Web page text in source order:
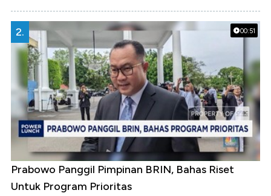
00:51
2.
Prabowo Panggil Pimpinan BRIN, Bahas Riset
Untuk Program Prioritas